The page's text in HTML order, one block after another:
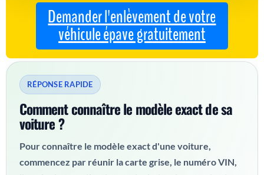
Demander l'enlèvement de votre
véhicule épave gratuitement
RÉPONSE RAPIDE
Comment connaître le modèle exact de sa
voiture ?
Pour connaître le modèle exact d'une voiture,
commencez par réunir la carte grise, le numéro VIN,